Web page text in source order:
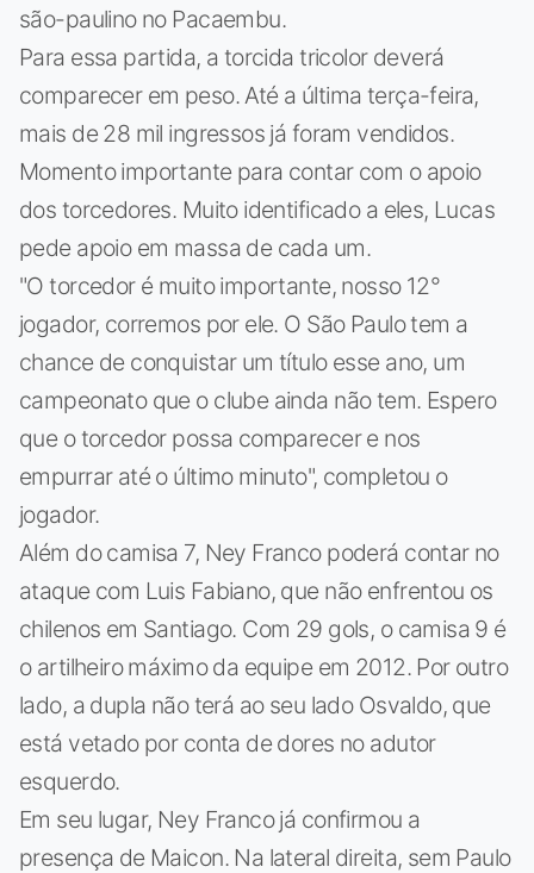
são-paulino no Pacaembu.
Para essa partida, a torcida tricolor deverá
comparecer em peso. Até a última terça-feira,
mais de 28 mil ingressos já foram vendidos.
Momento importante para contar com o apoio
dos torcedores. Muito identificado a eles, Lucas
pede apoio em massa de cada um.
"O torcedor é muito importante, nosso 12°
jogador, corremos por ele. O São Paulo tem a
chance de conquistar um título esse ano, um
campeonato que o clube ainda não tem. Espero
que o torcedor possa comparecer e nos
empurrar até o último minuto", completou o
jogador.
Além do camisa 7, Ney Franco poderá contar no
ataque com Luis Fabiano, que não enfrentou os
chilenos em Santiago. Com 29 gols, o camisa 9 é
o artilheiro máximo da equipe em 2012. Por outro
lado, a dupla não terá ao seu lado Osvaldo, que
está vetado por conta de dores no adutor
esquerdo.
Em seu lugar, Ney Franco já confirmou a
presença de Maicon. Na lateral direita, sem Paulo